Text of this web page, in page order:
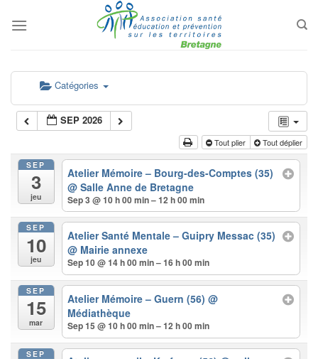
au
Catégories
SEP 2026
Tout plier Tout déplier
SEP
3
jeu
Atelier Mémoire – Bourg-des-Comptes (35)
@ Salle Anne de Bretagne
Sep 3 @ 10 h 00 min – 12 h 00 min
SEP
10
jeu
Atelier Santé Mentale – Guipry Messac (35)
@ Mairie annexe
Sep 10 @ 14 h 00 min – 16 h 00 min
SEP
15
mar
Atelier Mémoire – Guern (56)@
Médiathèque
Sep 15 @ 10 h 00 min – 12 h 00 min
SEP